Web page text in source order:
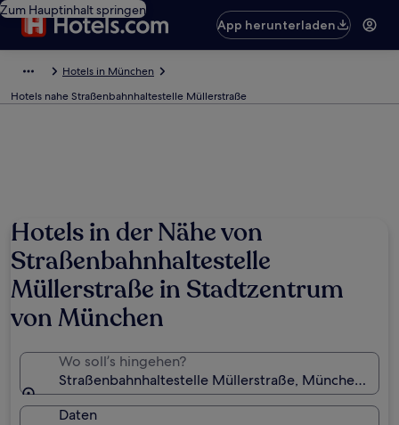
Zum Hauptinhalt springen
App herunterladen
Hotels in München
Hotels nahe Straßenbahnhaltestelle Müllerstraße
Hotels in der Nähe von
Straßenbahnhaltestelle
Müllerstraße in Stadtzentrum
von München
Wo soll’s hingehen?
Straßenbahnhaltestelle Müllerstraße, München,
Daten